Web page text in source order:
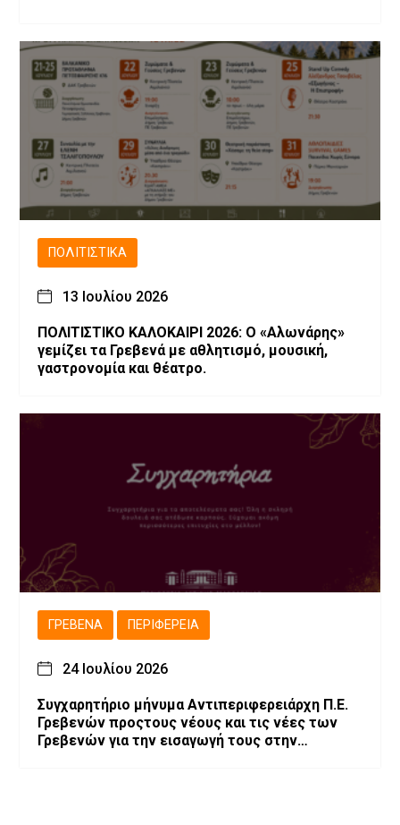
ΠΟΛΙΤΙΣΤΙΚΆ
13 Ιουλίου 2026
ΠΟΛΙΤΙΣΤΙΚΟ ΚΑΛΟΚΑΙΡΙ 2026: Ο «Αλωνάρης»
γεμίζει τα Γρεβενά με αθλητισμό, μουσική,
γαστρονομία και θέατρο.
ΓΡΕΒΕΝΆ ΠΕΡΙΦΈΡΕΙΑ
24 Ιουλίου 2026
Συγχαρητήριο μήνυμα Αντιπεριφερειάρχη Π.Ε.
Γρεβενών προςτους νέους και τις νέες των
Γρεβενών για την εισαγωγή τους στην